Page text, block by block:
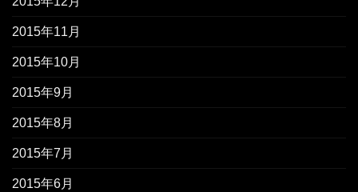
2015年11月
2015年10月
2015年9月
2015年8月
2015年7月
2015年6月